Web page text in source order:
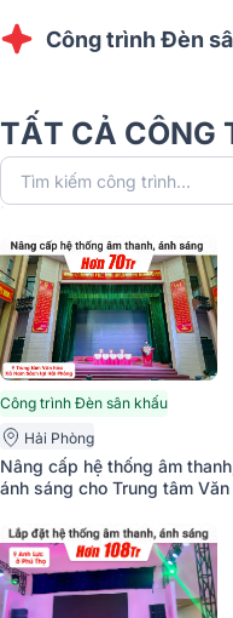
Công trình Đèn
TẤT CẢ CÔNG
Công trình Đèn sân khấu
Hải Phòng
Nâng cấp hệ thống âm
ánh sáng cho Trung tâm Văn
BLS12M, VM820A, VIP6000,
ParLed BKSound Par 54,…)